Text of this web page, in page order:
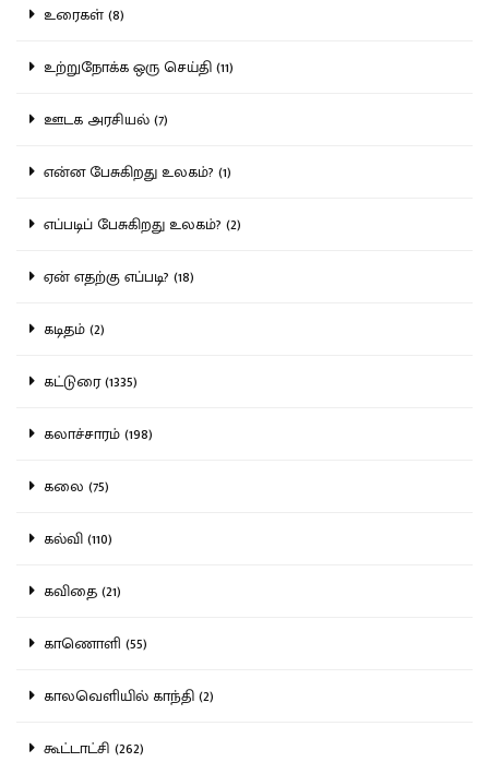
உரைகள் (8)
உற்றுநோக்க ஒரு செய்தி (11)
ஊடக அரசியல் (7)
என்ன பேசுகிறது உலகம்? (1)
எப்படிப் பேசுகிறது உலகம்? (2)
ஏன் எதற்கு எப்படி? (18)
கடிதம் (2)
கட்டுரை (1335)
கலாச்சாரம் (198)
கலை (75)
கல்வி (110)
கவிதை (21)
காணொளி (55)
காலவெளியில் காந்தி (2)
கூட்டாட்சி (262)